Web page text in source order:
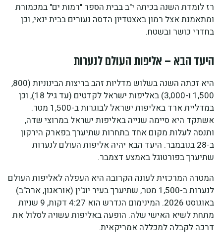
רז לומדת השנה בכיתה י"ב בבית הספר "רמות ים" במכמורת
ומתאמנת אצל רמון באצטדיון הדסה נעורים בבית ינאי, וכן
בחדרי כושר ובשטח.
היעד הבא – אליפות העולם לנערות
היא זכתה השנה בשלוש מדליות זהב בריצות הבינוניות (800,
1,500 ו-3,000) באליפות ישראל לקדטים (עד גיל 18), וכן
במדליית ארד באליפות ישראל לבוגרות ב-1,500 מטר.
אשתקד היא סיימה שנייה באליפות ישראל במרוצי שדה,
ותנסה לעלות מקום אחד בתחרות שתיערך בפארק הירקון
ב-28 בנובמבר. היעד הבא יהיה אליפות העולם לנערות
שתיערך בפורטוגל באמצע דצמבר.
המטרה המרכזית לעונה הקרובה היא העפלה לאליפות העולם
לנערות ב-1,500 מטר, שתיערך בעיר יוג'ין (אוראגון, ארה"ב)
באוגוסט 2026. המינימום הנדרש הוא 4:27 דקות, 9 שניות
מתחת לשיא האישי שלה. הופעה באליפות עשויה לסלול את
דרכה לקבלה למכללה אמריקאית.